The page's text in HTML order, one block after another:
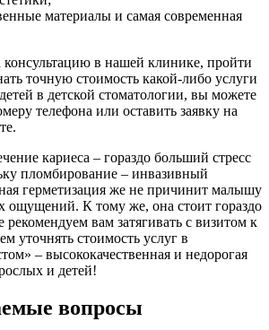
материалы и самая современная
консультацию в нашей клинике, пройти
точную стоимость какой-либо услуги
в детской стоматологии, вы можете
телефона или оставить заявку на
кариеса – гораздо больший стресс
пломбирование – инвазивный
герметизация же не причинит малышу
ощущений. К тому же, она стоит гораздо
вам затягивать с визитом к
уточнять стоимость услуг в
– высококачественная и недорогая
и детей!
вопросы